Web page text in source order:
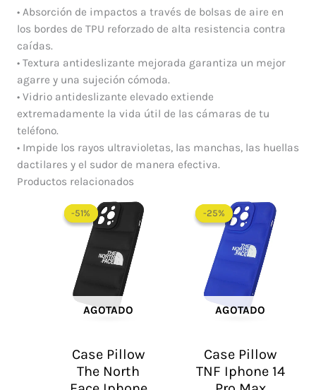
• Absorción de impactos a través de bolsas de aire en
los bordes de TPU reforzado de alta resistencia contra
caídas.
• Textura antideslizante mejorada garantiza un mejor
agarre y una sujeción cómoda.
• Vidrio antideslizante elevado extiende
extremadamente la vida útil de las cámaras de tu
teléfono.
• Impide los rayos ultravioletas, las manchas, las huellas
dactilares y el sudor de manera efectiva.
Productos relacionados
-51%
AGOTADO
-51%
Case Pillow
The North
precio
original
$ 60.000.
-25%
AGOTADO
-25%
Case Pillow
TNF Iphone 14
precio
original
era:
$ 60.000.